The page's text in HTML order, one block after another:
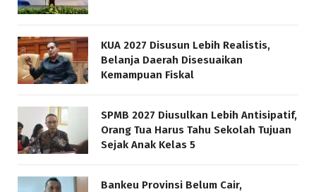
KUA 2027 Disusun Lebih Realistis,
Belanja Daerah Disesuaikan
Kemampuan Fiskal
SPMB 2027 Diusulkan Lebih Antisipatif,
Orang Tua Harus Tahu Sekolah Tujuan
Sejak Anak Kelas 5
Bankeu Provinsi Belum Cair,